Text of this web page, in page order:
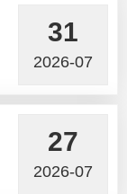
31
2026-07
27
2026-07